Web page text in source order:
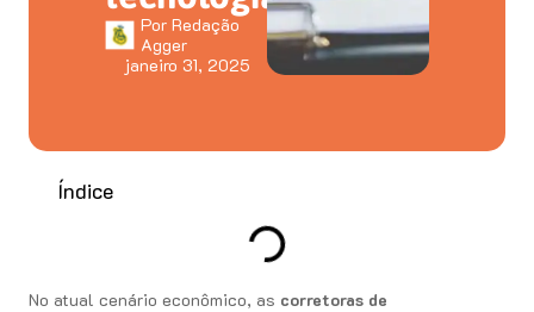
Por Redação
Agger
janeiro 31, 2025
Índice
No atual cenário econômico, as corretoras de